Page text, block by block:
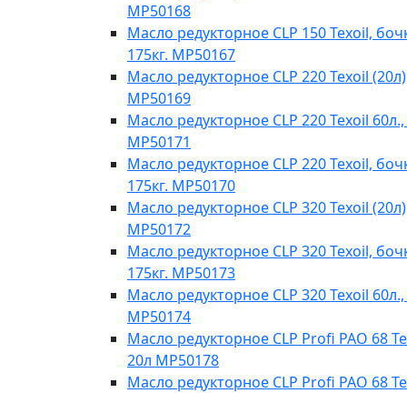
MP50168
Масло редукторное CLP 150 Texoil,
175кг. MP50167
Масло редукторное CLP 220 Texoil (20л)
MP50169
Масло редукторное CLP 220 Texoil
MP50171
Масло редукторное CLP 220 Texoil,
175кг. MP50170
Масло редукторное CLP 320 Texoil (20л)
MP50172
Масло редукторное CLP 320 Texoil,
175кг. MP50173
Масло редукторное CLP 320 Texoil
MP50174
Масло редукторное CLP Profi PAO 68
20л МР50178
Масло редукторное CLP Profi PAO 68